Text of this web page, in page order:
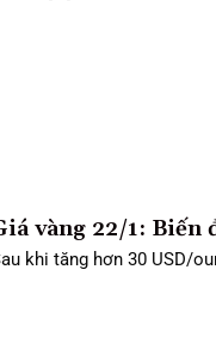
vàng 22/1: Biến
khi tăng hơn 30 USD/